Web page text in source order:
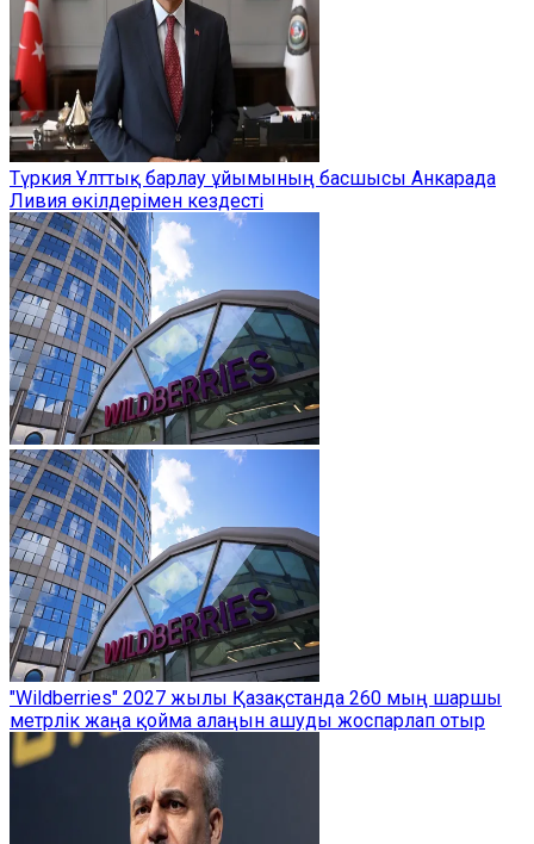
Түркия Ұлттық барлау ұйымының басшысы Анкарада
Ливия өкілдерімен кездесті
"Wildberries" 2027 жылы Қазақстанда 260 мың шаршы
метрлік жаңа қойма алаңын ашуды жоспарлап отыр